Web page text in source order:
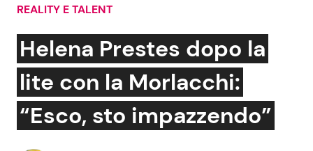
Cerca:
News e Cronaca
Attualità Italiana
Gossip e TV
Bellezze VIP
REALITY E TALENT
Helena Prestes dopo la
lite con la Morlacchi:
“Esco, sto impazzendo”